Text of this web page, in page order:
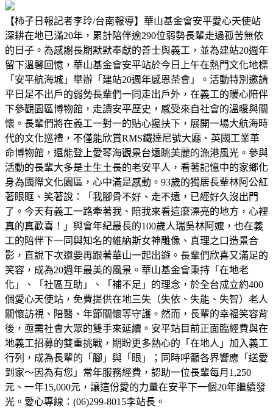
【柿子日報記者李玲/台南報導】華山基金會安平愛心天使站
深耕在地已滿20年，累計陪伴逾290位弱勢長輩走過孤苦無依
的日子。為感謝長期默默奉獻的善士與義工，並為建站20週年
留下溫馨回憶，華山基金會安平站於今日上午在熱門文化地標
「安平航海城」舉辦「建站20週年感恩茶會」。活動特別邀請
平日足不出戶的弱勢長輩們一同走出戶外，在義工的暖心陪伴
下參觀園區博物館，走讀安平歷史，感受來自社會的溫暖與關
懷。長輩們將在義工一對一的貼心攙扶下，展開一場大航海時
代的文化巡禮，不僅能欣賞RMS鐵達尼號大廳、英國工業革
命博物館，還能登上愛琴海觀景台遠眺美麗的漁港風光。參與
活動的長輩大多是土生土長的老安平人，看著記憶中的家鄉化
身為國際文化園區，心中滿是感動。93歲的獨居長輩林阿公紅
著眼眶、笑著說：「我腳骨不好、走不遠，已經好久沒出門
了。今天有義工一路牽著我、陪我來看這麼漂亮的地方，心裡
真的真歡喜！」與會年紀最長的100歲人瑞吳林阿嬤，也在義
工的陪伴下一同與知名的維納斯女神雕像、真理之口造景合
影，直說下次還要再跟著華山一起出遊。長輩們欣喜又滿足的
笑容，成為20週年最美的風景。華山基金會秉持「在地老
化」、「社區互助」、「補不足」的理念，於全台成立約400
個愛心天使站，免費提供在地三失（失依、失能、失智）老人
關懷訪視、陪醫、年節關懷等守護。然而，長輩的幸福笑容背
後，亟需社會大眾的雙手來延續。安平站目前正面臨經費與在
地義工招募的雙重挑戰，期盼更多熱心的「在地人」加入義工
行列，成為長輩的「腳」與「眼」；同時呼籲各界響應「送愛
到家～因為有您」常年服務經費，認助一位長輩每月1,250
元、一年15,000元，讓這份愛的力量在安平下一個20年繼續發
光。愛心專線：(06)299-8015李站長。